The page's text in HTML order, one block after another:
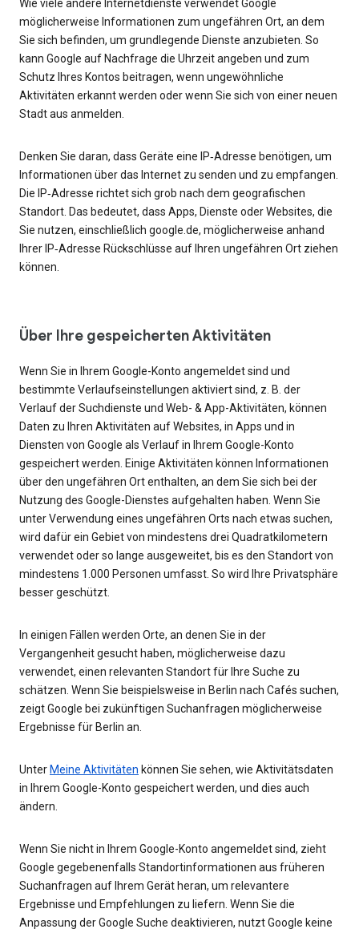
Wie viele andere Internetdienste verwendet Google
möglicherweise Informationen zum ungefähren Ort, an dem
Sie sich befinden, um grundlegende Dienste anzubieten. So
kann Google auf Nachfrage die Uhrzeit angeben und zum
Schutz Ihres Kontos beitragen, wenn ungewöhnliche
Aktivitäten erkannt werden oder wenn Sie sich von einer neuen
Stadt aus anmelden.
Denken Sie daran, dass Geräte eine IP‑Adresse benötigen, um
Informationen über das Internet zu senden und zu empfangen.
Die IP‑Adresse richtet sich grob nach dem geografischen
Standort. Das bedeutet, dass Apps, Dienste oder Websites, die
Sie nutzen, einschließlich google.de, möglicherweise anhand
Ihrer IP‑Adresse Rückschlüsse auf Ihren ungefähren Ort ziehen
können.
Über Ihre gespeicherten Aktivitäten
Wenn Sie in Ihrem Google-Konto angemeldet sind und
bestimmte Verlaufseinstellungen aktiviert sind, z. B. der
Verlauf der Suchdienste und Web- & App-Aktivitäten, können
Daten zu Ihren Aktivitäten auf Websites, in Apps und in
Diensten von Google als Verlauf in Ihrem Google-Konto
gespeichert werden. Einige Aktivitäten können Informationen
über den ungefähren Ort enthalten, an dem Sie sich bei der
Nutzung des Google-Dienstes aufgehalten haben. Wenn Sie
unter Verwendung eines ungefähren Orts nach etwas suchen,
wird dafür ein Gebiet von mindestens drei Quadratkilometern
verwendet oder so lange ausgeweitet, bis es den Standort von
mindestens 1.000 Personen umfasst. So wird Ihre Privatsphäre
besser geschützt.
In einigen Fällen werden Orte, an denen Sie in der
Vergangenheit gesucht haben, möglicherweise dazu
verwendet, einen relevanten Standort für Ihre Suche zu
schätzen. Wenn Sie beispielsweise in Berlin nach Cafés suchen,
zeigt Google bei zukünftigen Suchanfragen möglicherweise
Ergebnisse für Berlin an.
UnterMeine Aktivitäten können Sie sehen, wie Aktivitätsdaten
in Ihrem Google-Konto gespeichert werden, und dies auch
ändern.
Wenn Sie nicht in Ihrem Google-Konto angemeldet sind, zieht
Google gegebenenfalls Standortinformationen aus früheren
Suchanfragen auf Ihrem Gerät heran, um relevantere
Ergebnisse und Empfehlungen zu liefern. Wenn Sie die
Anpassung der Google Suche deaktivieren, nutzt Google keine